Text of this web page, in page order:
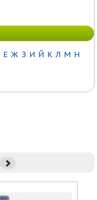
Е Ж З И Й К Л М Н